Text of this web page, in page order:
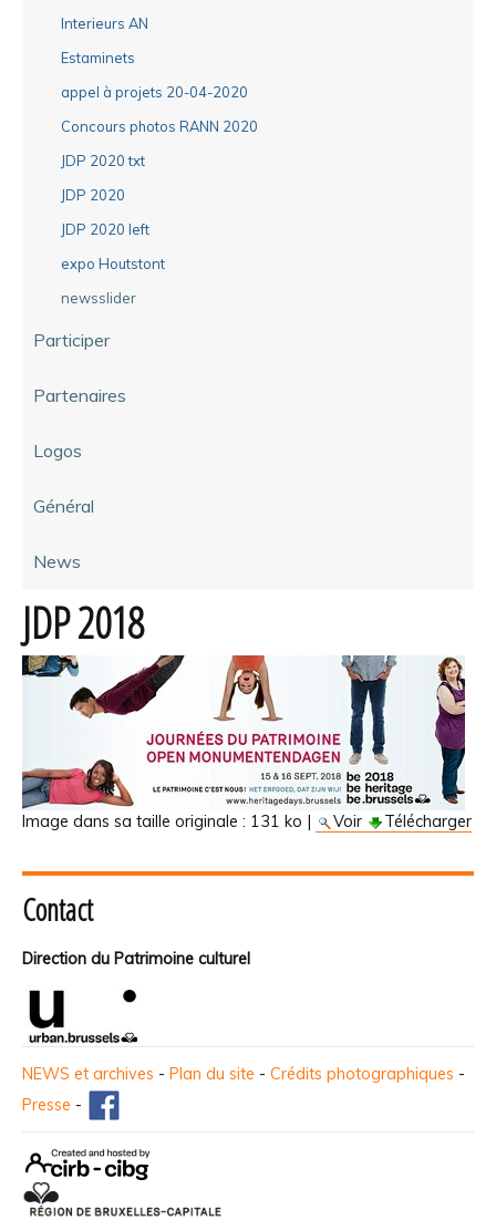
Interieurs AN
Estaminets
appel à projets 20-04-2020
Concours photos RANN 2020
JDP 2020 txt
JDP 2020
JDP 2020 left
expo Houtstont
newsslider
Participer
Partenaires
Logos
Général
News
JDP 2018
Image dans sa taille originale : 131 ko | Voir Télécharger
Contact
Direction du Patrimoine culturel
NEWS et archives - Plan du site - Crédits photographiques -
Presse -